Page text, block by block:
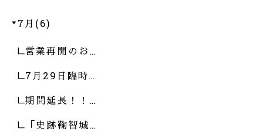
7月(6)
営業再開のお…
7月29日臨時…
期間延長！！…
「史跡鞠智城…